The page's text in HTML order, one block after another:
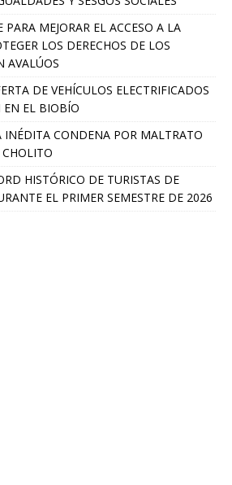
PARA MEJORAR EL ACCESO A LA
LOS DERECHOS DE LOS
AVALÚOS
DE VEHÍCULOS ELECTRIFICADOS
EN EL BIOBÍO
INÉDITA CONDENA POR MALTRATO
HISTÓRICO DE TURISTAS DE
EL PRIMER SEMESTRE DE 2026